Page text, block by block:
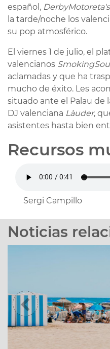
español, DerbyMotoreta's
la tarde/noche los
su pop atmosférico.
El viernes 1 de julio, el
valencianos Smoking
aclamadas y que ha
mucho de éxito. Les
situado ante el Palau de
DJ valenciana Làuder,
asistentes hasta bien
Recursos
Sergi Campillo
Noticias